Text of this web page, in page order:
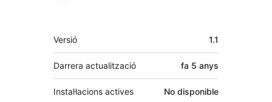
Meta
Versió 1.1
Darrera actualització fa 5 anys
Instal·lacions actives No disponible